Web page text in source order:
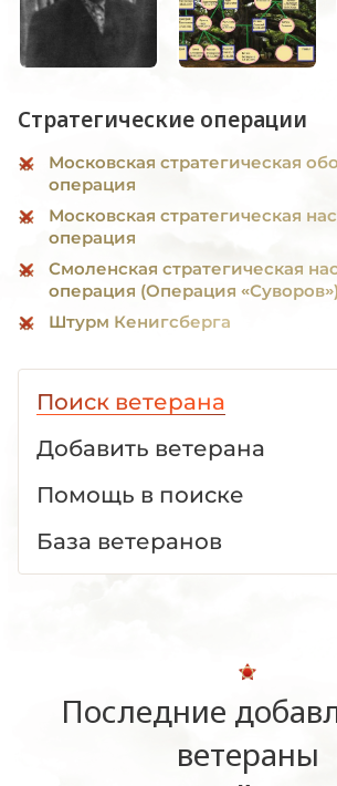
Стратегические операции
Московская стратегическая
операция
Московская стратегическая
операция
Смоленская стратегическая
операция (Операция «Суворов»)
Штурм Кенигсберга
Поиск ветерана
Добавить ветерана
Помощь в поиске
База ветеранов
Последние
ветераны